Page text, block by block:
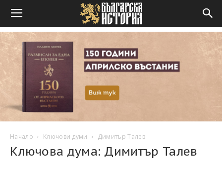
Начало Ключови думи Димитър Талев
Ключова дума: Димитър Талев